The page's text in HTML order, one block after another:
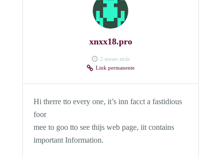
xnxx18.pro
2 meses atrás
Link permanente
Hi therre tto every one, it’s inn facct a fastidious
foor
mee to goo tto see thijs web page, iit contains
important Information.